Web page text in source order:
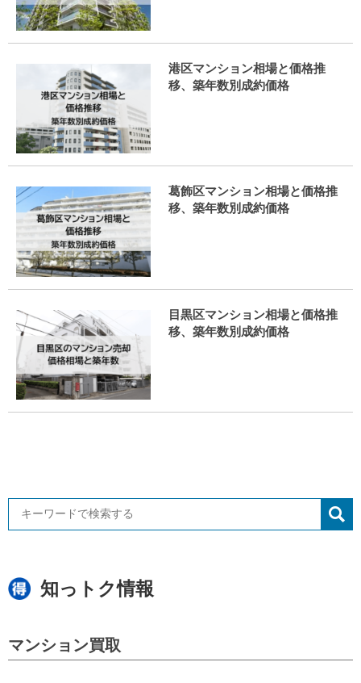
港区マンション相場と価格推
移、築年数別成約価格
葛飾区マンション相場と価格推
移、築年数別成約価格
目黒区マンション相場と価格推
移、築年数別成約価格
知っトク情報
マンション買取